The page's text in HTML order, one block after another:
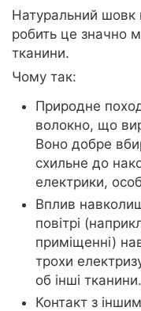
Натуральний шовк
робить це значно
тканини.
Чому так:
Природне
волокно, що
Воно добре
схильне до
електрики,
Вплив
повітрі
приміщенні)
трохи
об інші тканини.
Контакт з